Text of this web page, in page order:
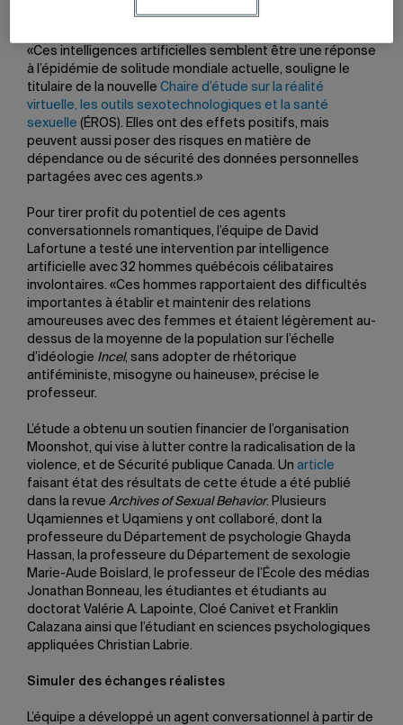
millions de personnes à travers le monde sont en relation
«Ces intelligences artificielles semblent être une réponse
à l’épidémie de solitude mondiale actuelle, souligne le
titulaire de la nouvelle Chaire d’étude sur la réalité
virtuelle, les outils sexotechnologiques et la santé
sexuelle (ÉROS). Elles ont des effets positifs, mais
peuvent aussi poser des risques en matière de
dépendance ou de sécurité des données personnelles
partagées avec ces agents.»
Pour tirer profit du potentiel de ces agents
conversationnels romantiques, l’équipe de David
Lafortune a testé une intervention par intelligence
artificielle avec 32 hommes québécois célibataires
involontaires. «Ces hommes rapportaient des difficultés
importantes à établir et maintenir des relations
amoureuses avec des femmes et étaient légèrement au-
dessus de la moyenne de la population sur l’échelle
d’idéologie Incel, sans adopter de rhétorique
antiféministe, misogyne ou haineuse», précise le
professeur.
L’étude a obtenu un soutien financier de l’organisation
Moonshot, qui vise à lutter contre la radicalisation de la
violence, et de Sécurité publique Canada. Un article
faisant état des résultats de cette étude a été publié
dans la revue Archives of Sexual Behavior. Plusieurs
Uqamiennes et Uqamiens y ont collaboré, dont la
professeure du Département de psychologie Ghayda
Hassan, la professeure du Département de sexologie
Marie-Aude Boislard, le professeur de l’École des médias
Jonathan Bonneau, les étudiantes et étudiants au
doctorat Valérie A. Lapointe, Cloé Canivet et Franklin
Calazana ainsi que l’étudiant en sciences psychologiques
appliquées Christian Labrie.
Simuler des échanges réalistes
L’équipe a développé un agent conversationnel à partir de